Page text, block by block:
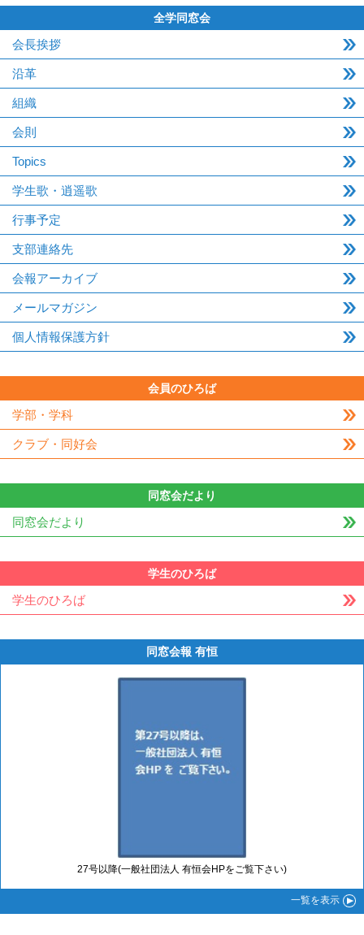
全学同窓会
会長挨拶
沿革
組織
会則
Topics
学生歌・逍遥歌
行事予定
支部連絡先
会報アーカイブ
メールマガジン
個人情報保護方針
会員のひろば
学部・学科
クラブ・同好会
同窓会だより
同窓会だより
学生のひろば
学生のひろば
同窓会報 有恒
27号以降(一般社団法人 有恒会HPをご覧下さい)
一覧を表示